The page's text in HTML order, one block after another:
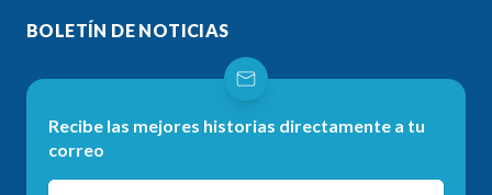
BOLETÍN DE NOTICIAS
Recibe las mejores historias directamente a tu
correo